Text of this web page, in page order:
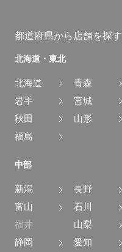
都道府県から店舗を探す
北海道・東北
北海道
青森
岩手
宮城
秋田
山形
福島
中部
新潟
長野
富山
石川
福井
山梨
静岡
愛知